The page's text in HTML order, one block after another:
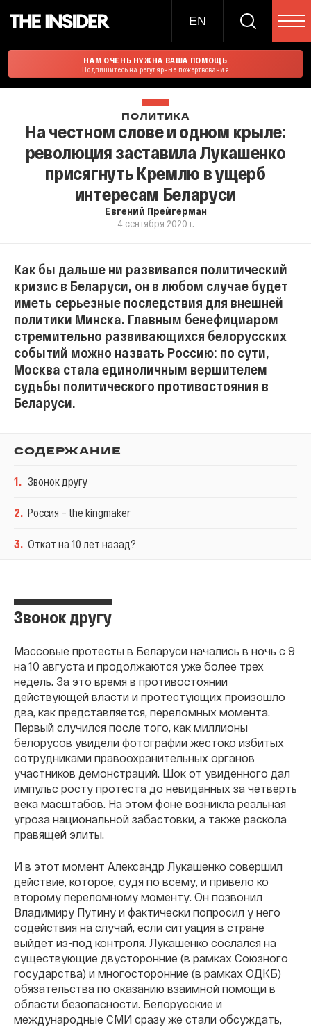
EN
НАМ ОЧЕНЬ НУЖНА ВАША ПОМОЩЬ
Подпишитесь на регулярные пожертвования
ПОЛИТИКА
На честном слове и одном крыле:
революция заставила Лукашенко
присягнуть Кремлю в ущерб
интересам Беларуси
Евгений Прейгерман
4 сентября 2020 г.
Как бы дальше ни развивался политический
кризис в Беларуси, он в любом случае будет
иметь серьезные последствия для внешней
политики Минска. Главным бенефициаром
стремительно развивающихся белорусских
событий можно назвать Россию: по сути,
Москва стала единоличным вершителем
судьбы политического противостояния в
Беларуси.
СОДЕРЖАНИЕ
1. Звонок другу
2. Россия – the kingmaker
3. Откат на 10 лет назад?
Звонок другу
Массовые протесты в Беларуси начались в ночь с 9
на 10 августа и продолжаются уже более трех
недель. За это время в противостоянии
действующей власти и протестующих произошло
два, как представляется, переломных момента.
Первый случился после того, как миллионы
белорусов увидели фотографии жестоко избитых
сотрудниками правоохранительных органов
участников демонстраций. Шок от увиденного дал
импульс росту протеста до невиданных за четверть
века масштабов. На этом фоне возникла реальная
угроза национальной забастовки, а также раскола
правящей элиты.
И в этот момент Александр Лукашенко совершил
действие, которое, судя по всему, и привело ко
второму переломному моменту. Он позвонил
Владимиру Путину и фактически попросил у него
содействия на случай, если ситуация в стране
выйдет из-под контроля. Лукашенко сослался на
существующие двусторонние (в рамках Союзного
государства) и многосторонние (в рамках ОДКБ)
обязательства по оказанию взаимной помощи в
области безопасности. Белорусские и
международные СМИ сразу же стали обсуждать,